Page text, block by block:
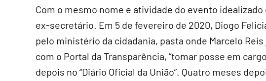
Com o mesmo nome e atividade do evento
ex-secretário. Em 5 de fevereiro de 2020, Diogo
pelo ministério da cidadania, pasta onde Marcelo
com o Portal da Transparência, “tomar posse em
depois no “Diário Oficial da União”. Quatro meses